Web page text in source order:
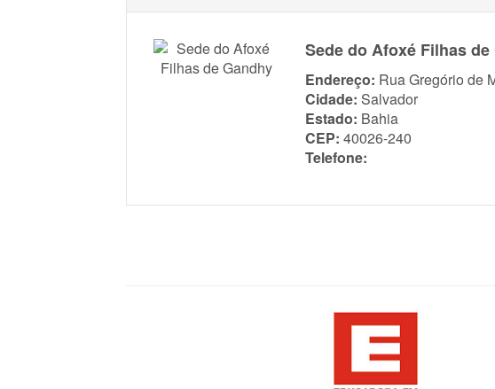
Sede do Afoxé Filhas de
Endereço: Rua Gregório de
Cidade: Salvador
Estado: Bahia
CEP: 40026-240
Telefone: